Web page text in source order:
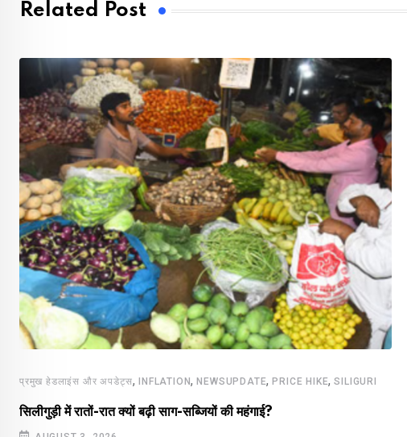
Related Post
प्रमुख हेडलाइंस और अपडेट्स, INFLATION,NEWSUPDATE,PRICE HIKE,SILIGURI
सिलीगुड़ी में रातों-रात क्यों बढ़ी साग-सब्जियों की महंगाई?